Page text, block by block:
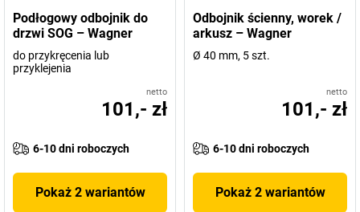
Podłogowy odbojnik do
drzwi SOG – Wagner
do przykręcenia lub
przyklejenia
netto
101,- zł
6-10 dni roboczych
Pokaż 2 wariantów
Odbojnik ścienny, worek /
arkusz – Wagner
Ø 40 mm, 5 szt.
netto
101,- zł
6-10 dni roboczych
Pokaż 2 wariantów